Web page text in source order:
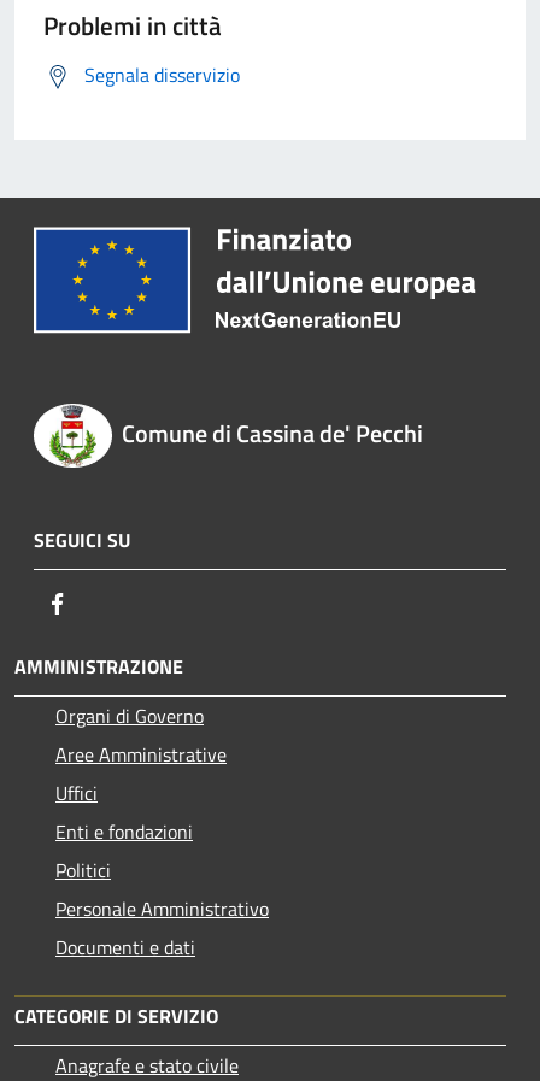
Problemi in città
Segnala disservizio
Comune di Cassina de' Pecchi
SEGUICI SU
AMMINISTRAZIONE
Organi di Governo
Aree Amministrative
Uffici
Enti e fondazioni
Politici
Personale Amministrativo
Documenti e dati
CATEGORIE DI SERVIZIO
Anagrafe e stato civile